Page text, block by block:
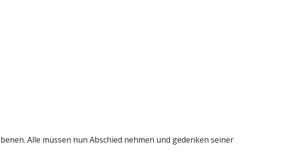
Alle müssen nun Abschied nehmen und gedenken seiner